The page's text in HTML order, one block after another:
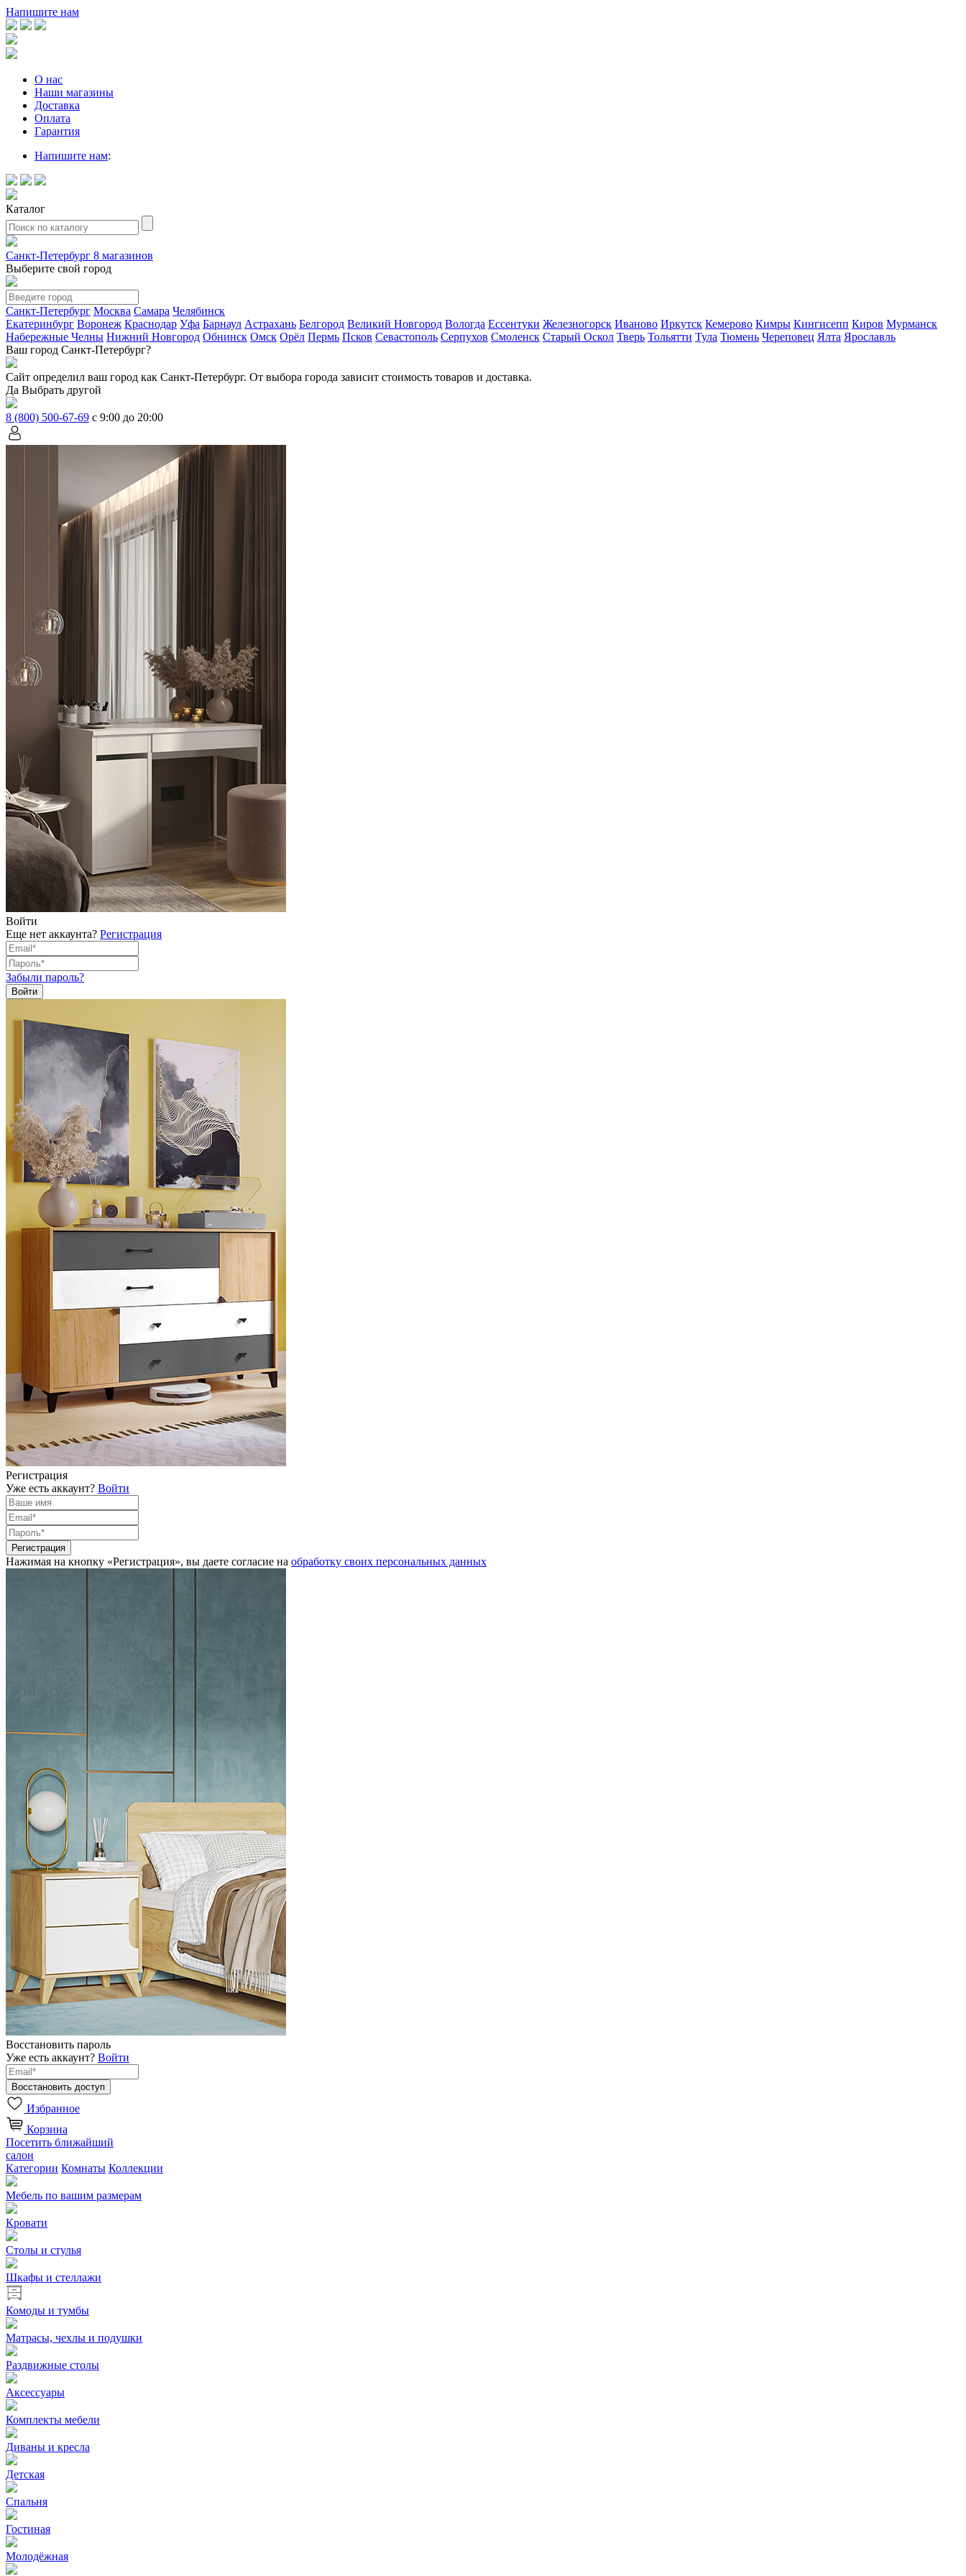
Напишите нам
О нас
Наши магазины
Доставка
Оплата
Гарантия
Напишите нам:
Каталог
Санкт-Петербург 8 магазинов
Выберите свой город
Санкт-Петербург Москва Самара Челябинск
Екатеринбург Воронеж Краснодар Уфа Барнаул Астрахань Белгород Великий Новгород Вологда Ессентуки Железногорск Иваново Иркутск Кемерово Кимры Кингисепп Киров Мурманск
Набережные Челны Нижний Новгород Обнинск Омск Орёл Пермь Псков Севастополь Серпухов Смоленск Старый Оскол Тверь Тольятти Тула Тюмень Череповец Ялта Ярославль
Ваш город Санкт-Петербург?
Сайт определил ваш город как Санкт-Петербург. От выбора города зависит стоимость товаров и доставка.
Да Выбрать другой
8 (800) 500-67-69 с 9:00 до 20:00
Войти
Еще нет аккаунта? Регистрация
Забыли пароль?
Регистрация
Уже есть аккаунт? Войти
Нажимая на кнопку «Регистрация», вы даете согласие на обработку своих персональных данных
Восстановить пароль
Уже есть аккаунт? Войти
Избранное
Корзина
Посетить ближайший
салон
Категории Комнаты Коллекции
Мебель по вашим размерам
Кровати
Столы и стулья
Шкафы и стеллажи
Комоды и тумбы
Матрасы, чехлы и подушки
Раздвижные столы
Аксессуары
Комплекты мебели
Диваны и кресла
Детская
Спальня
Гостиная
Молодёжная